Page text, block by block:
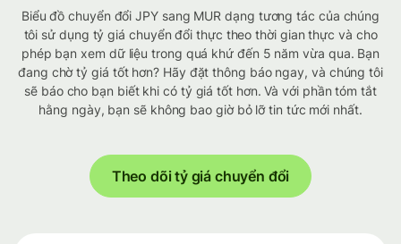
Biểu đồ chuyển đổi JPY sang MUR dạng tương tác của chúng
tôi sử dụng tỷ giá chuyển đổi thực theo thời gian thực và cho
phép bạn xem dữ liệu trong quá khứ đến 5 năm vừa qua. Bạn
đang chờ tỷ giá tốt hơn? Hãy đặt thông báo ngay, và chúng tôi
sẽ báo cho bạn biết khi có tỷ giá tốt hơn. Và với phần tóm tắt
hằng ngày, bạn sẽ không bao giờ bỏ lỡ tin tức mới nhất.
Theo dõi tỷ giá chuyển đổi